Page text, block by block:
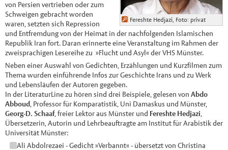
Fereshte Hedjazi, Foto: privat
von Persien vertrieben oder zum
Schweigen gebracht worden
waren, setzten sich Repression
und Entfremdung von der Heimat in der nachfolgenden Islamischen
Republik Iran fort. Daran erinnerte eine Veranstaltung im Rahmen der
zweisprachigen Lesereihe zu »Flucht und Asyl« der VHS Münster.
Neben einer Auswahl von Gedichten, Erzählungen und Kurzfilmen zum
Thema wurden einführende Infos zur Geschichte Irans und zu Werk
und Lebensläufen der Autoren gegeben.
In der LiteraturLine zu hören sind drei Beispiele, gelesen von Abdo
Abboud , Professor für Komparatistik, Uni Damaskus und Münster,
Georg-D. Schaaf, freier Lektor aus Münster und Fereshte Hedjazi
Übersetzerin, Autorin und Lehrbeauftragte am Institut für Arabistik der
Universität Münster:
Ali Abdolrezaei - Gedicht »Verbannt« - übersetzt von Christina